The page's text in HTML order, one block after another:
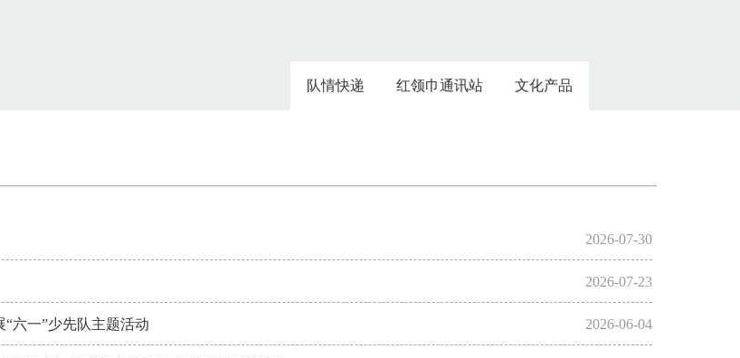
队情快递 红领巾通讯站 文化产品
2026-07-30
2026-07-23
六一”少先队主题活动 2026-06-04